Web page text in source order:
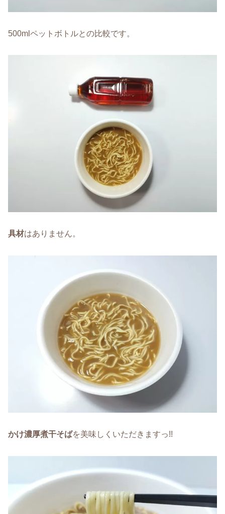
500mlペットボトルとの比較です。
具材はありません。
かけ濃厚煮干そばを美味しくいただきますっ!!